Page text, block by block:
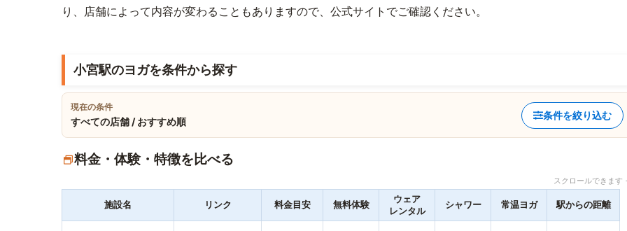
り、店舗によって内容が変わることもありますので、公式サイトでご確認ください。
小宮駅のヨガを条件から探す
現在の条件
すべての店舗 / おすすめ順
条件を絞り込む
料金・体験・特徴を比べる
スクロールできま
施設名 リンク 料金目安 無料体験
ウェア
レンタル
シャワー 常温ヨガ 駅からの距離